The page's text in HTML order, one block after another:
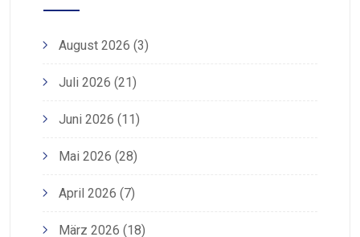
August 2026 (3)
Juli 2026 (21)
Juni 2026 (11)
Mai 2026 (28)
April 2026 (7)
März 2026 (18)